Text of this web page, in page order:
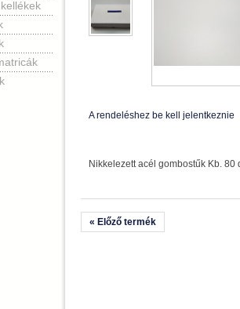
A rendeléshez be kell jelentkeznie
Nikkelezett acél gombostűk Kb. 80
« Előző termék